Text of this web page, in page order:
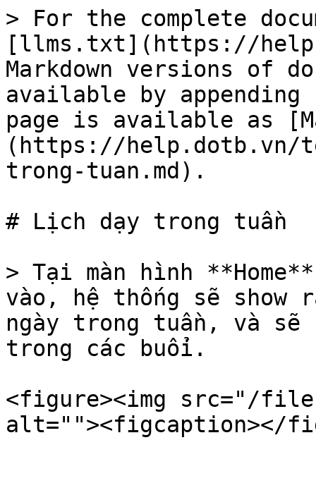
> For the complete
[llms.txt](https://
Markdown versions of
available by
page is available as
(https://help.dotb.vn/
trong-tuan.md).
# Lịch dạy trong tuần
> Tại màn hình
vào, hệ thống sẽ
ngày trong tuần, và sẽ
trong các buổi.
<figure><img src="/files/